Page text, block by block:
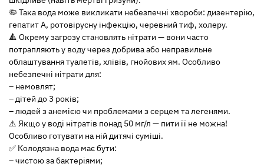
🦠 Така вода може викликати небезпечні хвороби: дизентерію,
гепатит А, ротовірусну інфекцію, черевний тиф, холеру.
🔺 Окрему загрозу становлять нітрати — вони часто
потрапляють у воду через добрива або неправильне
облаштування туалетів, хлівів, гнойових ям. Особливо
небезпечні нітрати для:
– немовлят;
– дітей до 3 років;
– людей з анемією чи проблемами з серцем та легенями.
⚠ Якщо у воді нітратів понад 50 мг/л — пити її не можна!
Особливо готувати на ній дитячі суміші.
✅ Колодязна вода має бути:
– чистою за бактеріями;